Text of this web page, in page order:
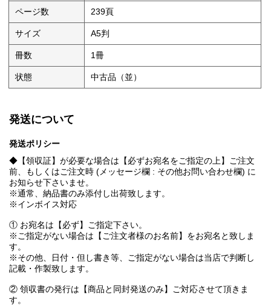
ページ数 239頁
サイズ A5判
冊数 1冊
状態 中古品（並）
発送について
発送ポリシー
◆【領収証】が必要な場合は【必ずお宛名をご指定の上】ご注文
前、もしくはご注文時 (メッセージ欄 : その他お問い合わせ欄) に
お知らせ下さいませ。
※通常、納品書のみ添付し出荷致します。
※インボイス対応
① お宛名は【必ず】ご指定下さい。
※ご指定がない場合は【ご注文者様のお名前】をお宛名と致しま
す。
※その他、日付・但し書き等、ご指定がない場合は当店で判断し
記載・作製致します。
② 領収書の発行は【商品と同封発送のみ】ご対応させて頂きま
す。